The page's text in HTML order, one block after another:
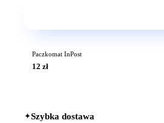
Paczkomat InPost
12 zł
✦Szybka dostawa